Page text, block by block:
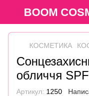
BOOM
КОСМЕТИКА
обличчя
Артикул: 1250